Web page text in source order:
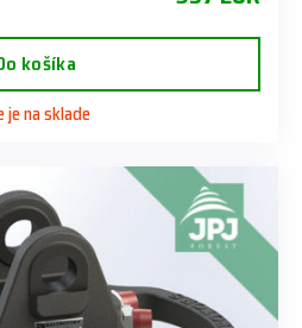
košíka
je na sklade